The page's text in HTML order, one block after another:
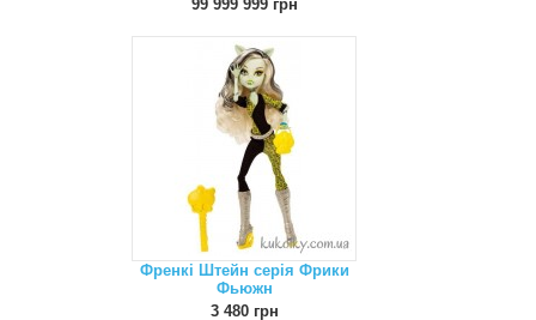
99 999 999 грн
Френкі Штейн серія Фрики
Фьюжн
3 480 грн